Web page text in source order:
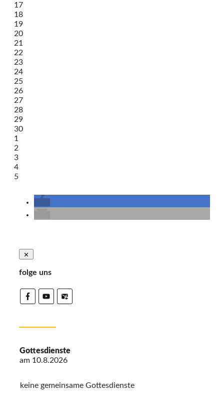
17
18
19
20
21
22
23
24
25
26
27
28
29
30
1
2
3
4
5
folge uns
Gottesdienste
am 10.8.2026
keine gemeinsame Gottesdienste